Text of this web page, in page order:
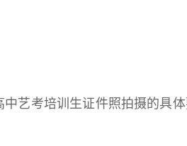
艺考培训生证件照拍摄的具